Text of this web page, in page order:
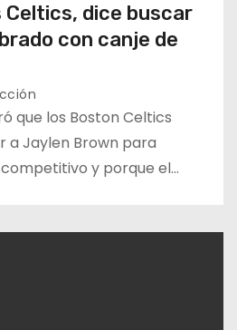
Celtics, dice buscar
con canje de
que los Boston Celtics
a Jaylen Brown para
y porque el…